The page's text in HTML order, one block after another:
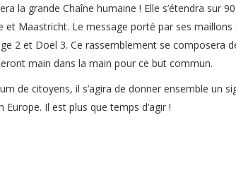
la grande Chaîne humaine ! Elle s’étendra sur
Maastricht. Le message porté par ses maillons
2 et Doel 3. Ce rassemblement se composera
main dans la main pour ce but commun.
de citoyens, il s’agira de donner ensemble un
Il est plus que temps d’agir !